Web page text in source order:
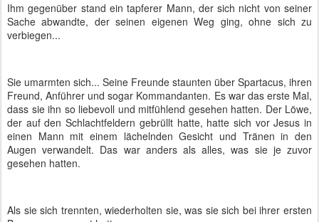
Ihm gegenüber stand ein tapferer Mann, der sich nicht von seiner
Sache abwandte, der seinen eigenen Weg ging, ohne sich zu
verbiegen...
Sie umarmten sich... Seine Freunde staunten über Spartacus, ihren
Freund, Anführer und sogar Kommandanten. Es war das erste Mal,
dass sie ihn so liebevoll und mitfühlend gesehen hatten. Der Löwe,
der auf den Schlachtfeldern gebrüllt hatte, hatte sich vor Jesus in
einen Mann mit einem lächelnden Gesicht und Tränen in den
Augen verwandelt. Das war anders als alles, was sie je zuvor
gesehen hatten.
Als sie sich trennten, wiederholten sie, was sie sich bei ihrer ersten